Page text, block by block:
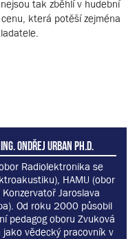
tak zběhlí v hudební
která potěší zejména
Ondřej Urban Ph.D.
Radiolektronika se
HAMU (obor
Jaroslava
Od roku 2000 působil
pedagog oboru Zvuková
jako vědecký pracovník v